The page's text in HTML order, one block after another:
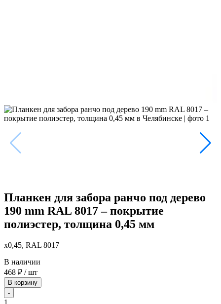
Планкен для забора ранчо под дерево
190 mm RAL 8017 – покрытие
полиэстер, толщина 0,45 мм
x0,45, RAL 8017
В наличии
468 ₽ / шт
В корзину
-
1